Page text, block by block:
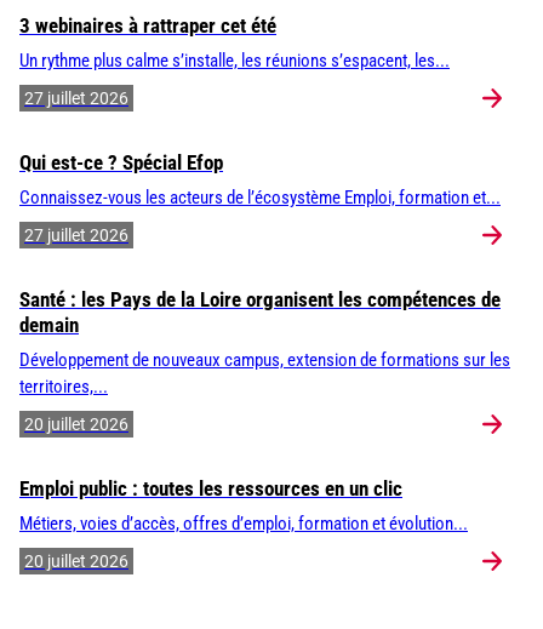
3 webinaires à rattraper cet été
Un rythme plus calme s’installe, les réunions s’espacent, les...
27 juillet 2026
Qui est-ce ? Spécial Efop
Connaissez-vous les acteurs de l’écosystème Emploi, formation et...
27 juillet 2026
Santé : les Pays de la Loire organisent les compétences de
demain
Développement de nouveaux campus, extension de formations sur les
territoires,...
20 juillet 2026
Emploi public : toutes les ressources en un clic
Métiers, voies d’accès, offres d’emploi, formation et évolution...
20 juillet 2026